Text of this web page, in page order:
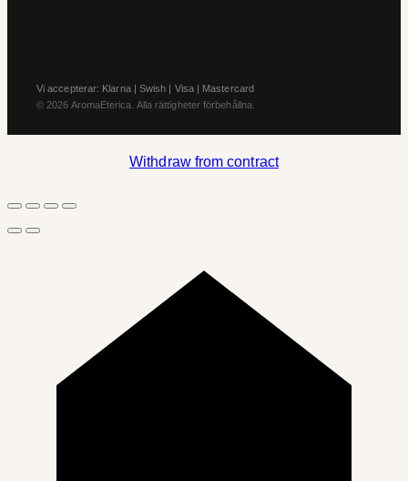
Vi accepterar: Klarna | Swish | Visa | Mastercard
© 2026 AromaEterica. Alla rättigheter förbehållna.
Withdraw from contract